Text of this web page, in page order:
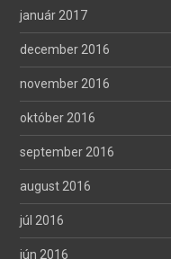
január 2017
december 2016
november 2016
október 2016
september 2016
august 2016
júl 2016
jún 2016